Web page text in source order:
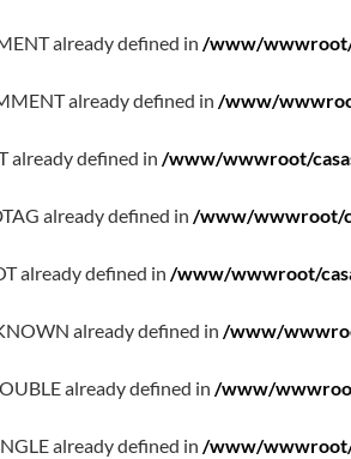
already defined in /www/wwwroot/
already defined in /www/
already defined in /www/wwwroot/
already defined in /www/wwwroot/
already defined in /www/wwwroot/
already defined in /www/
already defined in /www/
already defined in /www/wwwroot/